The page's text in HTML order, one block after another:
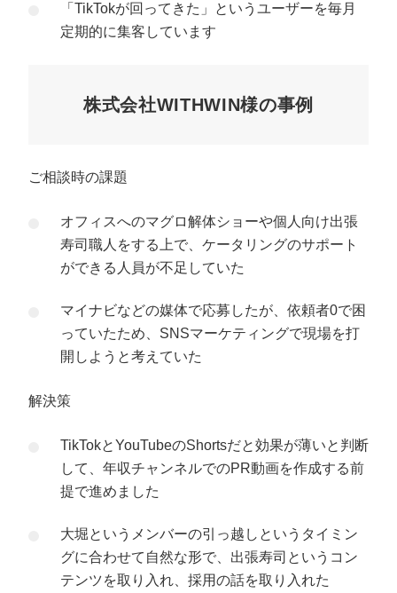
「TikTokが回ってきた」というユーザーを毎月
定期的に集客しています
株式会社WITHWIN様の事例
ご相談時の課題
オフィスへのマグロ解体ショーや個人向け出張
寿司職人をする上で、ケータリングのサポート
ができる人員が不足していた
マイナビなどの媒体で応募したが、依頼者0で困
っていたため、SNSマーケティングで現場を打
開しようと考えていた
解決策
TikTokとYouTubeのShortsだと効果が薄いと判断
して、年収チャンネルでのPR動画を作成する前
提で進めました
大堀というメンバーの引っ越しというタイミン
グに合わせて自然な形で、出張寿司というコン
テンツを取り入れ、採用の話を取り入れた